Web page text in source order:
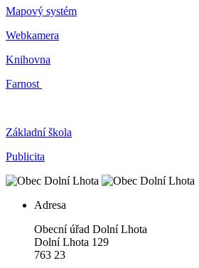
Mapový systém
Webkamera
Knihovna
Farnost
Základní škola
Publicita
Adresa
Obecní úřad Dolní Lhota
Dolní Lhota 129
763 23